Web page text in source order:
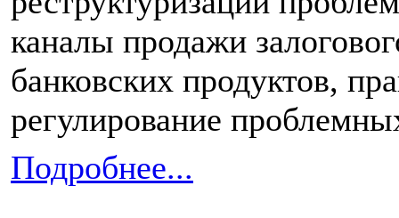
каналы продажи
банковских продуктов,
регулирование
Подробнее...